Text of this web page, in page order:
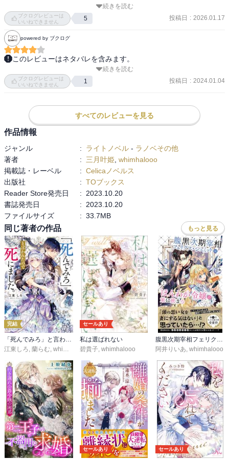
公爵は以前の言動がゴミ過ぎるので、あんなのを軽々許せる主人公
はちょっとねぇ。
続きを読む
ブクログレビューは
いいねできません
5 投稿日 : 2026.01.17
powered by ブクログ
このレビューはネタバレを含みます。
前半、ただのラブコメディかと思いきや（タイトルがアレだし）、
後半のシリアスにちょっとびっくりした。そりゃあ好きになっちゃ
おきます。
続きを読む
ブクログレビューは
いいねできません
1 投稿日 : 2024.01.04
すべてのレビューを見る
作品情報
ジャンル : ライトノベル - ラノベその他
著者
: 三月叶姫 whimhalooo
掲載誌・レーベル
: Celicaノベルス
出版社
: TOブックス
Reader Store発売日
:
2023.10.20
書誌発売日
:
2023.10.20
ファイルサイズ
: 33.7MB
同じ著者の作品 もっと見る
完結
「死んでみろ」と言われたので死にました。
江東しろ, 蘭らむ, whimhalooo
セールあり
私は選ばれない
碧貴子, whimhalooo
腹黒次期宰相フェリクス・シュミットはほんわか令嬢の策に嵌まる
阿井りいあ, whimhalooo
セールあり セールあり